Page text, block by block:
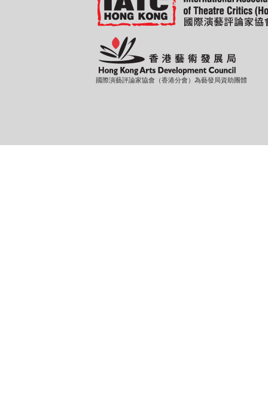
國際演藝評論家協會（香港分會）為藝發局資助團體